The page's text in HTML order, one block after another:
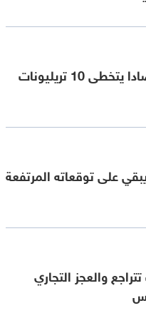
الهند تتوقع اقتصادا يتخطى 10 تريليونات
على توقعاته المرتفعة
والعجز التجاري